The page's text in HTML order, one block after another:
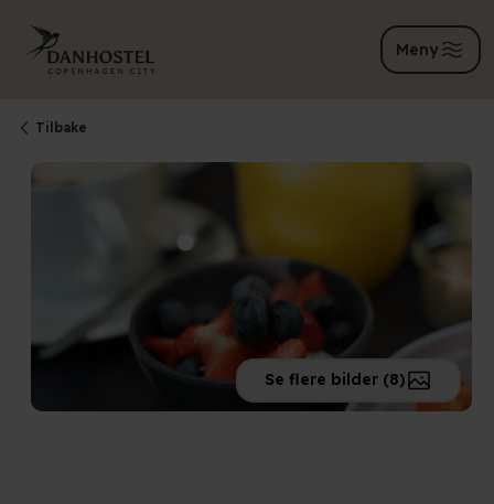
Meny
Tilbake
Se flere bilder (8)